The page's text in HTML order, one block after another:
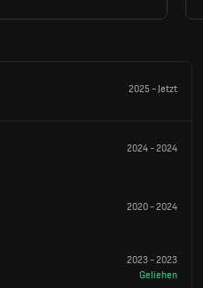
2025 -Jetzt
2024-2024
2020-2024
2023-2023
Geliehen